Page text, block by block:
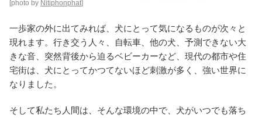
[photo by Nitiphonphat]
一歩家の外に出てみれば、犬にとって気になるものが次々と
現れます。行き交う人々、自転車、他の犬、予測できない大
きな音、突然背後から迫るベビーカーなど、現代の都市や住
宅街は、犬にとってかつてないほど刺激が多く、強い世界に
なりました。
そして私たち人間は、そんな環境の中で、犬がいつでも落ち